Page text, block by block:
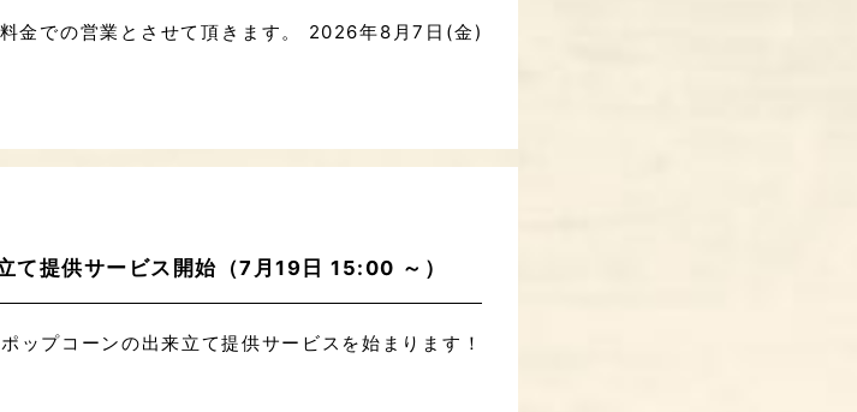
金での営業とさせて頂きます。 2026年8月7日(金)
て提供サービス開始（7月19日 15:00 ～）
プコーンの出来立て提供サービスを始まります！